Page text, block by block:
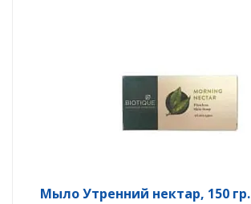
Мыло Утренний нектар, 150 гр.